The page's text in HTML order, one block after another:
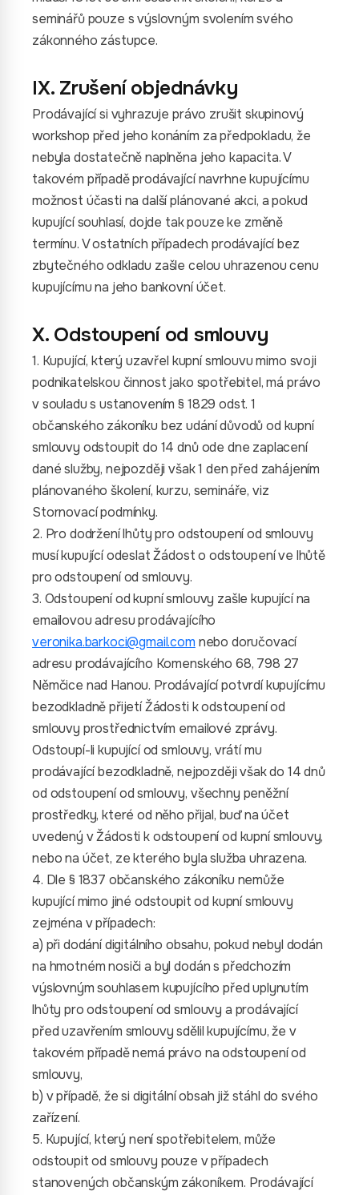
seminářů pouze s výslovným svolením svého
zákonného zástupce.
IX. Zrušení objednávky
Prodávající si vyhrazuje právo zrušit skupinový
workshop před jeho konáním za předpokladu, že
nebyla dostatečně naplněna jeho kapacita. V
takovém případě prodávající navrhne kupujícímu
možnost účasti na další plánované akci, a pokud
kupující souhlasí, dojde tak pouze ke změně
termínu. V ostatních případech prodávající bez
zbytečného odkladu zašle celou uhrazenou cenu
kupujícímu na jeho bankovní účet.
X. Odstoupení od smlouvy
1. Kupující, který uzavřel kupní smlouvu mimo svoji
podnikatelskou činnost jako spotřebitel, má právo
v souladu s ustanovením § 1829 odst. 1
občanského zákoníku bez udání důvodů od kupní
smlouvy odstoupit do 14 dnů ode dne zaplacení
dané služby, nejpozději však 1 den před zahájením
plánovaného školení, kurzu, semináře, viz
Stornovací podmínky.
2. Pro dodržení lhůty pro odstoupení od smlouvy
musí kupující odeslat Žádost o odstoupení ve lhůtě
pro odstoupení od smlouvy.
3. Odstoupení od kupní smlouvy zašle kupující na
emailovou adresu prodávajícího
veronika.barkoci@gmail.com nebo doručovací
adresu prodávajícího Komenského 68, 798 27
Němčice nad Hanou. Prodávající potvrdí kupujícímu
bezodkladně přijetí Žádosti k odstoupení od
smlouvy prostřednictvím emailové zprávy.
Odstoupí-li kupující od smlouvy, vrátí mu
prodávající bezodkladně, nejpozději však do 14 dnů
od odstoupení od smlouvy, všechny peněžní
prostředky, které od něho přijal, buď na účet
uvedený v Žádosti k odstoupení od kupní smlouvy,
nebo na účet, ze kterého byla služba uhrazena.
4. Dle § 1837 občanského zákoníku nemůže
kupující mimo jiné odstoupit od kupní smlouvy
zejména v případech:
a) při dodání digitálního obsahu, pokud nebyl dodán
na hmotném nosiči a byl dodán s předchozím
výslovným souhlasem kupujícího před uplynutím
lhůty pro odstoupení od smlouvy a prodávající
před uzavřením smlouvy sdělil kupujícímu, že v
takovém případě nemá právo na odstoupení od
smlouvy,
b) v případě, že si digitální obsah již stáhl do svého
zařízení.
5. Kupující, který není spotřebitelem, může
odstoupit od smlouvy pouze v případech
stanovených občanským zákoníkem. Prodávající